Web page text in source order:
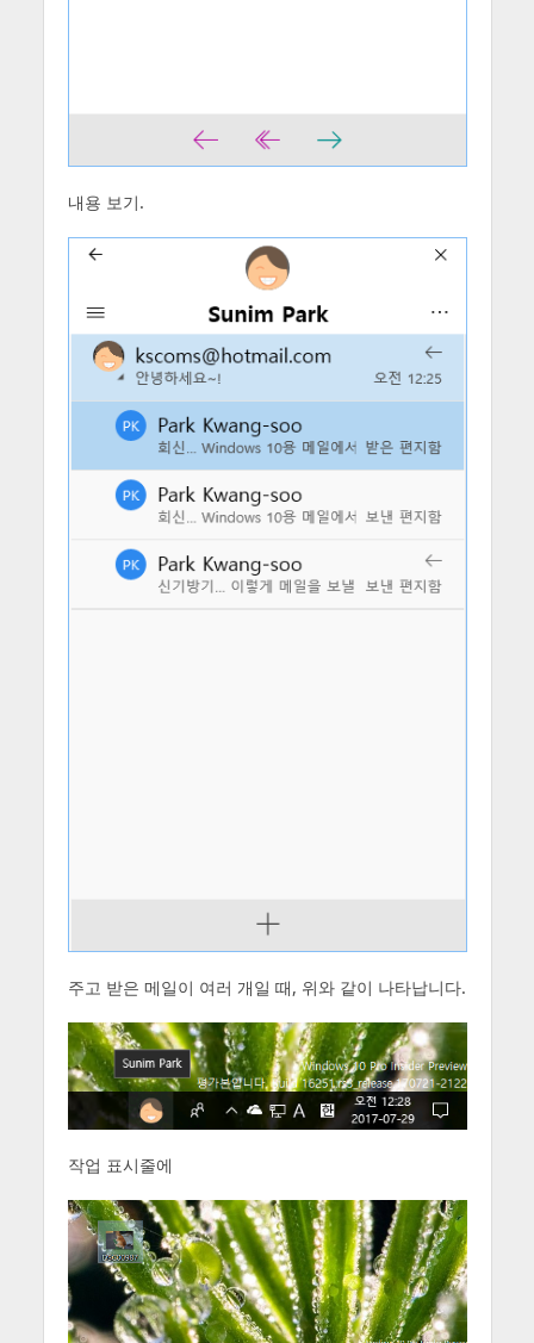
내용 보기.
주고 받은 메일이 여러 개일 때, 위와 같이 나타납니다.
작업 표시줄에